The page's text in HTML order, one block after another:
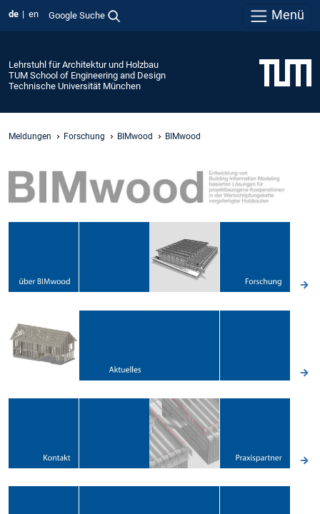
de en Google Suche Menü
Lehrstuhl für Architektur und Holzbau
TUM School of Engineering and Design
Technische Universität München
Meldungen Forschung BIMwood BIMwood